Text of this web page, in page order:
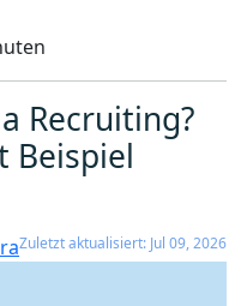
Recruiting?
Beispiel
Zuletzt aktualisiert: Jul 09, 2026